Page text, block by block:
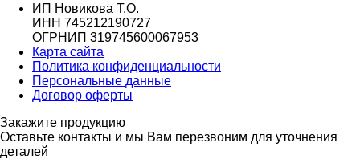
ИП Новикова Т.О.
ИНН 745212190727
ОГРНИП 319745600067953
Карта сайта
Политика конфиденциальности
Персональные данные
Договор оферты
Закажите продукцию
Оставьте контакты и мы Вам перезвоним для уточнения
деталей